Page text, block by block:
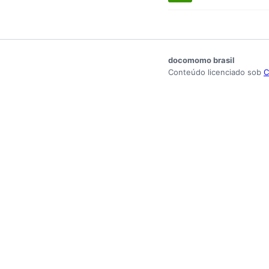
docomomo brasil
Conteúdo licenciado sob